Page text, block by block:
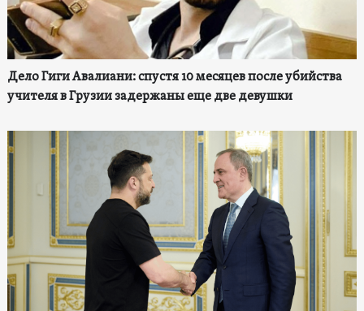
Дело Гиги Авалиани: спустя 10 месяцев после убийства
учителя в Грузии задержаны еще две девушки